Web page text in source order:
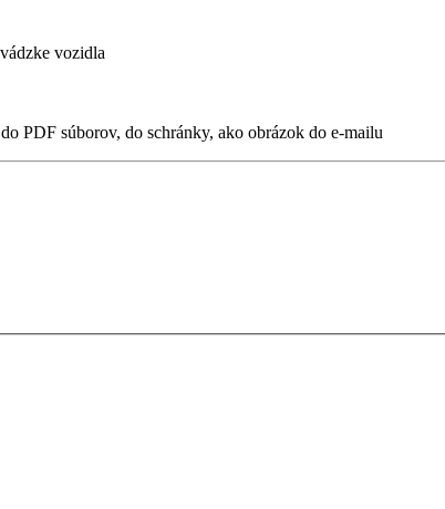
vozidla
PDF súborov, do schránky, ako obrázok do e-mailu